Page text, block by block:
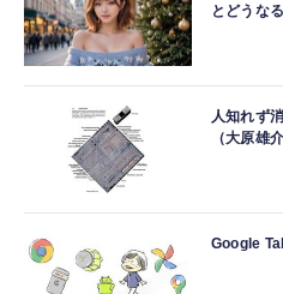
とどうな
人知れず
（大原雄介
Google